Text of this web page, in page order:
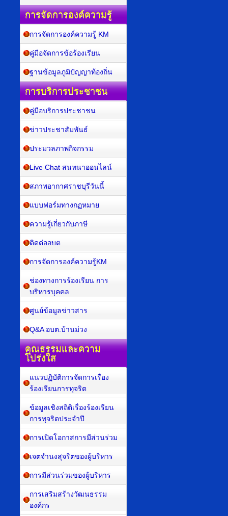
การจัดการองค์ความรู้
การจัดการองค์ความรู้ KM
คู่มือจัดการข้อร้องเรียน
ฐานข้อมูลภูมิปัญญาท้องถิ่น
การบริการประชาชน
คู่มือบริการประชาชน
ข่าวประชาสัมพันธ์
ประมวลภาพกิจกรรม
Live Chat สนทนาออนไลน์
สภาพอากาศราชบุรีวันนี้
แบบฟอร์มทางกฏหมาย
ความรู้เกี่ยวกับภาษี
ติดต่ออบต
การจัดการองค์ความรู้KM
ช่องทางการร้องเรียน การ
บริหารบุคคล
ศูนย์ข้อมูลข่าวสาร
Q&A อบต.บ้านม่วง
คุณธรรมและความ
โปร่งใส
แนวปฏิบัติการจัดการเรื่อง
ร้องเรียนการทุจริต
ข้อมูลเชิงสถิติเรื่องร้องเรียน
การทุจริตประจำปี
การเปิดโอกาสการมีส่วนร่วม
เจตจำนงสุจริตของผู้บริหาร
การมีส่วนร่วมของผู้บริหาร
การเสริมสร้างวัฒนธรรม
องค์กร